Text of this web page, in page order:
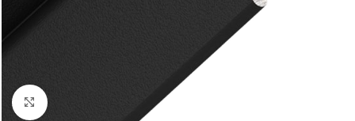
Noklikšķiniet, lai palielinātu